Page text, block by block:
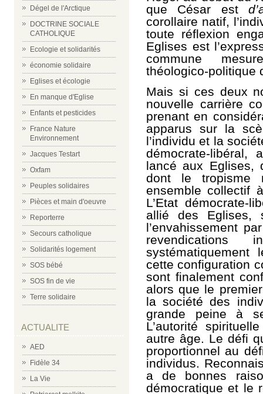
Dégel de l'Arctique
DOCTRINE SOCIALE
CATHOLIQUE
Ecologie et solidarités
économie solidaire
Eglises et écologie
En manque d'Eglise
Enfants et pesticides
France Nature
Environnement
Jacques Testart
Oxfam
Peuples solidaires
Pièces et main d'oeuvre
Reporterre
Secours catholique
Solidarités logement
SOS bébé
SOS fin de vie
Terre solidaire
ACTUALITE
AED
Fidèle 34
La Vie
que César est
corollaire natif,
toute réflexion
Eglises est
commune
théologico-politique
Mais si ces deux
nouvelle carrière
prenant en
apparus sur la
l’individu et la
démocrate-libéral,
lancé aux Eglises,
dont le tropisme
ensemble collectif
L’Etat démocrate-
allié des Eglises,
l’envahissement
revendications
cette configuration
sont finalement
alors que le
la société des
grande peine à
L’autorité
autre âge. Le défi
proportionnel au
individus.
a de bonnes
démocratique et le